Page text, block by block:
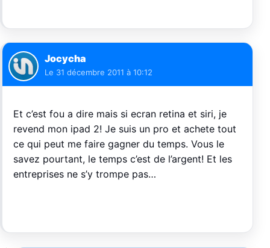
Jocycha
Le 31 décembre 2011 à 10:12
Et c’est fou a dire mais si ecran retina et siri, je
revend mon ipad 2! Je suis un pro et achete tout
ce qui peut me faire gagner du temps. Vous le
savez pourtant, le temps c’est de l’argent! Et les
entreprises ne s’y trompe pas…